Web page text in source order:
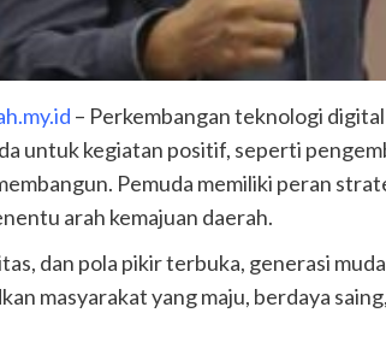
– Perkembangan teknologi
untuk kegiatan positif, seperti
Pemuda memiliki peran
arah kemajuan daerah.
dan pola pikir terbuka, generasi
masyarakat yang maju, berdaya